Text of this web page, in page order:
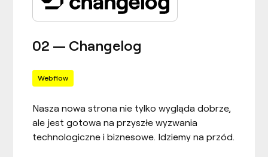
02 — Changelog
Webflow
Nasza nowa strona nie tylko wygląda dobrze,
ale jest gotowa na przyszłe wyzwania
technologiczne i biznesowe. Idziemy na przód.